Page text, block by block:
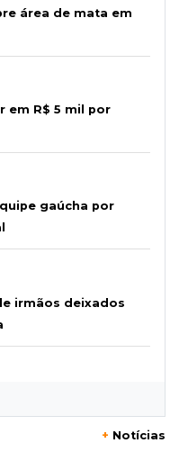
área de mata em
em R$ 5 mil por
gaúcha por
irmãos deixados
+ Notícias